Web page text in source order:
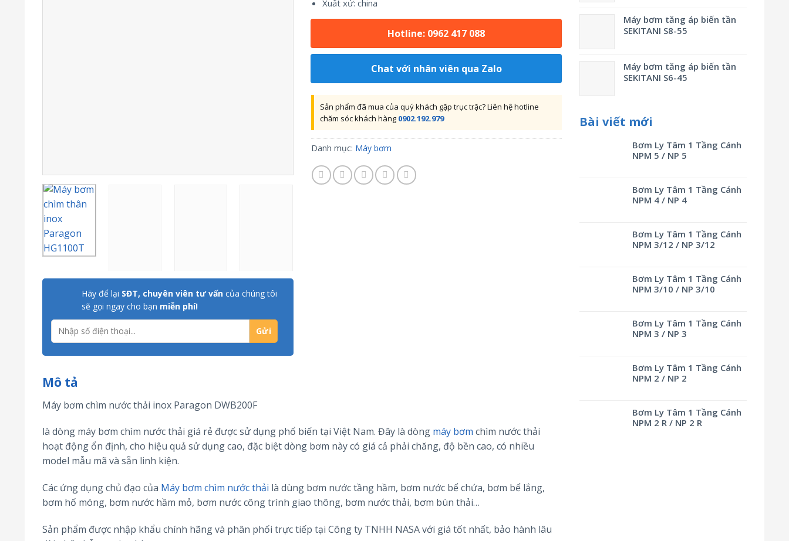
Máy bơm tăng áp biến tần
SEKITANI S8-55
Máy bơm tăng áp biến tần
SEKITANI S6-45
Bài viết mới
Bơm Ly Tâm 1 Tầng Cánh
NPM 5 / NP 5
Bơm Ly Tâm 1 Tầng Cánh
NPM 4 / NP 4
Bơm Ly Tâm 1 Tầng Cánh
NPM 3/12 / NP 3/12
Bơm Ly Tâm 1 Tầng Cánh
NPM 3/10 / NP 3/10
Bơm Ly Tâm 1 Tầng Cánh
NPM 3 / NP 3
Bơm Ly Tâm 1 Tầng Cánh
NPM 2 / NP 2
Bơm Ly Tâm 1 Tầng Cánh
NPM 2 R / NP 2 R
Hãy để lại SĐT, chuyên viên tư vấn của chúng tôi
sẽ gọi ngay cho bạn miễn phí!
Xuất xứ: china
Hotline: 0962 417 088
Chat với nhân viên qua Zalo
Sản phẩm đã mua của quý khách gặp trục trặc? Liên hệ hotline
chăm sóc khách hàng 0902.192.979
Danh mục: Máy bơm
Mô tả
Máy bơm chìm nước thải inox Paragon DWB200F
là dòng máy bơm chìm nước thải giá rẻ được sử dụng phổ biến tại Việt Nam. Đây là dòng máy bơm chìm nước thải
hoạt động ổn định, cho hiệu quả sử dụng cao, đặc biệt dòng bơm này có giá cả phải chăng, độ bền cao, có nhiều
model mẫu mã và sẵn linh kiện.
Các ứng dụng chủ đạo của Máy bơm chìm nước thải là dùng bơm nước tầng hầm, bơm nước bể chứa, bơm bể lắng,
bơm hố móng, bơm nước hầm mỏ, bơm nước công trình giao thông, bơm nước thải, bơm bùn thải…
Sản phẩm được nhập khẩu chính hãng và phân phối trực tiếp tại Công ty TNHH NASA với giá tốt nhất, bảo hành lâu